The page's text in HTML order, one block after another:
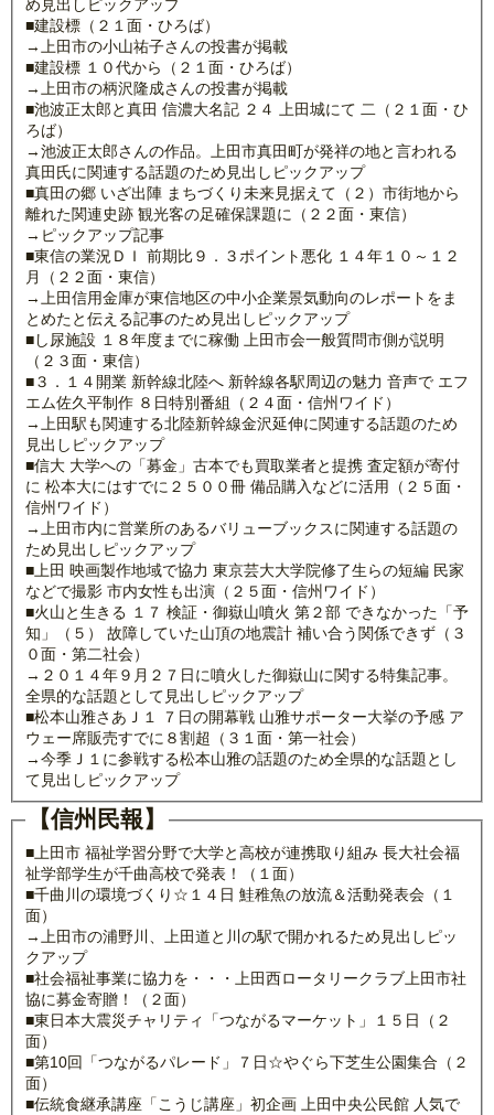
め見出しピックアップ
■建設標（２１面・ひろば）
→上田市の小山祐子さんの投書が掲載
■建設標 １０代から（２１面・ひろば）
→上田市の柄沢隆成さんの投書が掲載
■池波正太郎と真田 信濃大名記 ２４ 上田城にて 二（２１面・ひ
ろば）
→池波正太郎さんの作品。上田市真田町が発祥の地と言われる
真田氏に関連する話題のため見出しピックアップ
■真田の郷 いざ出陣 まちづくり未来見据えて（２）市街地から
離れた関連史跡 観光客の足確保課題に（２２面・東信）
→ピックアップ記事
■東信の業況ＤＩ 前期比９．３ポイント悪化 １４年１０～１２
月（２２面・東信）
→上田信用金庫が東信地区の中小企業景気動向のレポートをま
とめたと伝える記事のため見出しピックアップ
■し尿施設 １８年度までに稼働 上田市会一般質問市側が説明
（２３面・東信）
■３．１４開業 新幹線北陸へ 新幹線各駅周辺の魅力 音声で エフ
エム佐久平制作 ８日特別番組（２４面・信州ワイド）
→上田駅も関連する北陸新幹線金沢延伸に関連する話題のため
見出しピックアップ
■信大 大学への「募金」古本でも買取業者と提携 査定額が寄付
に 松本大にはすでに２５００冊 備品購入などに活用（２５面・
信州ワイド）
→上田市内に営業所のあるバリューブックスに関連する話題の
ため見出しピックアップ
■上田 映画製作地域で協力 東京芸大大学院修了生らの短編 民家
などで撮影 市内女性も出演（２５面・信州ワイド）
■火山と生きる １７ 検証・御嶽山噴火 第２部 できなかった「予
知」（５） 故障していた山頂の地震計 補い合う関係できず（３
０面・第二社会）
→２０１４年９月２７日に噴火した御嶽山に関する特集記事。
全県的な話題として見出しピックアップ
■松本山雅さあＪ１ ７日の開幕戦 山雅サポーター大挙の予感 ア
ウェー席販売すでに８割超（３１面・第一社会）
→今季Ｊ１に参戦する松本山雅の話題のため全県的な話題とし
て見出しピックアップ
【信州民報】
■上田市 福祉学習分野で大学と高校が連携取り組み 長大社会福
祉学部学生が千曲高校で発表！（１面）
■千曲川の環境づくり☆１４日 鮭稚魚の放流＆活動発表会（１
面）
→上田市の浦野川、上田道と川の駅で開かれるため見出しピッ
クアップ
■社会福祉事業に協力を・・・上田西ロータリークラブ上田市社
協に募金寄贈！（２面）
■東日本大震災チャリティ「つながるマーケット」１５日（２
面）
■第10回「つながるパレード」７日☆やぐら下芝生公園集合（２
面）
■伝統食継承講座「こうじ講座」初企画 上田中央公民館 人気で